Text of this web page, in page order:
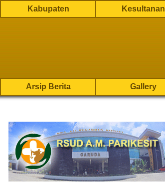
Kabupaten Kesultanan
Arsip Berita Gallery